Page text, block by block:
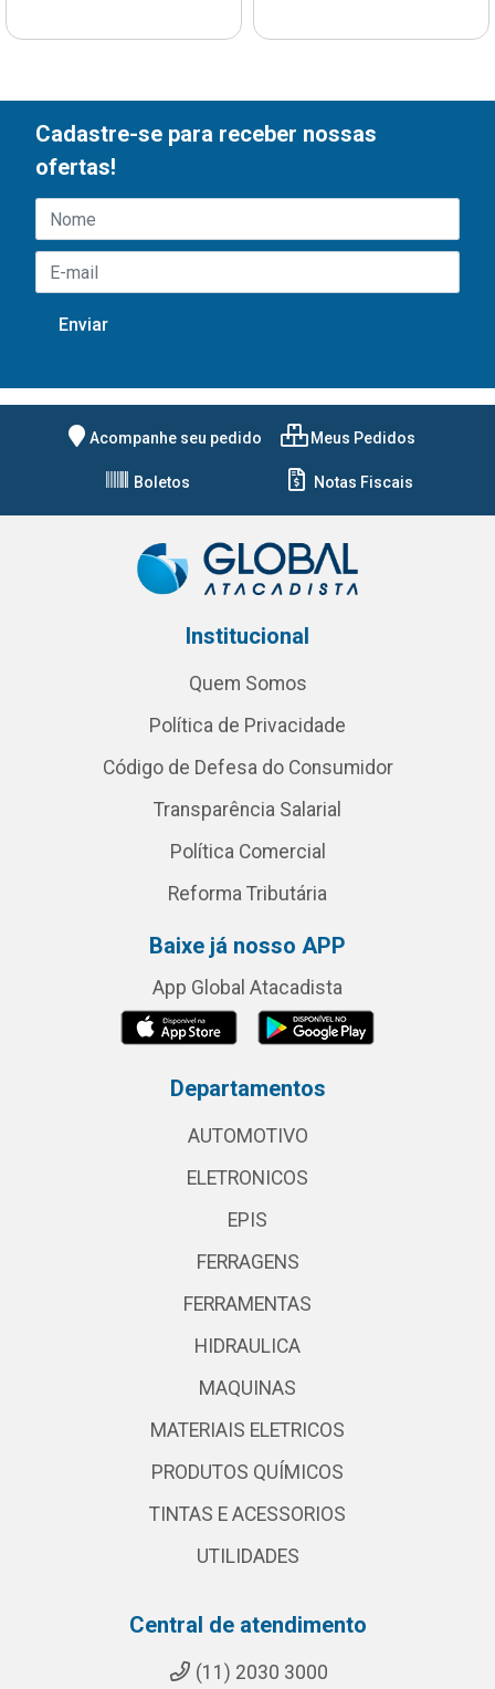
Cadastre-se para receber nossas
ofertas!
Acompanhe seu pedido Meus Pedidos
Boletos Notas Fiscais
Institucional
Quem Somos
Política de Privacidade
Código de Defesa do Consumidor
Transparência Salarial
Política Comercial
Reforma Tributária
Baixe já nosso APP
App Global Atacadista
Departamentos
AUTOMOTIVO
ELETRONICOS
EPIS
FERRAGENS
FERRAMENTAS
HIDRAULICA
MAQUINAS
MATERIAIS ELETRICOS
PRODUTOS QUÍMICOS
TINTAS E ACESSORIOS
UTILIDADES
Central de atendimento
(11) 2030 3000